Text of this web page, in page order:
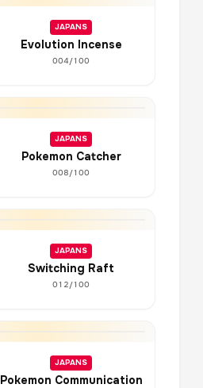
JAPANS
Evolution Incense
004/100
JAPANS
Pokemon Catcher
008/100
JAPANS
Switching Raft
012/100
JAPANS
Pokemon Communication